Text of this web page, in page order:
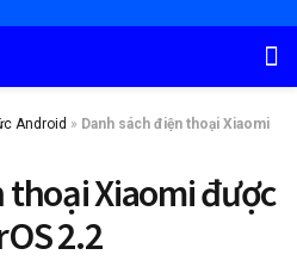
Android » Danh sách điện thoại Xiaomi
thoại Xiaomi được
2.2